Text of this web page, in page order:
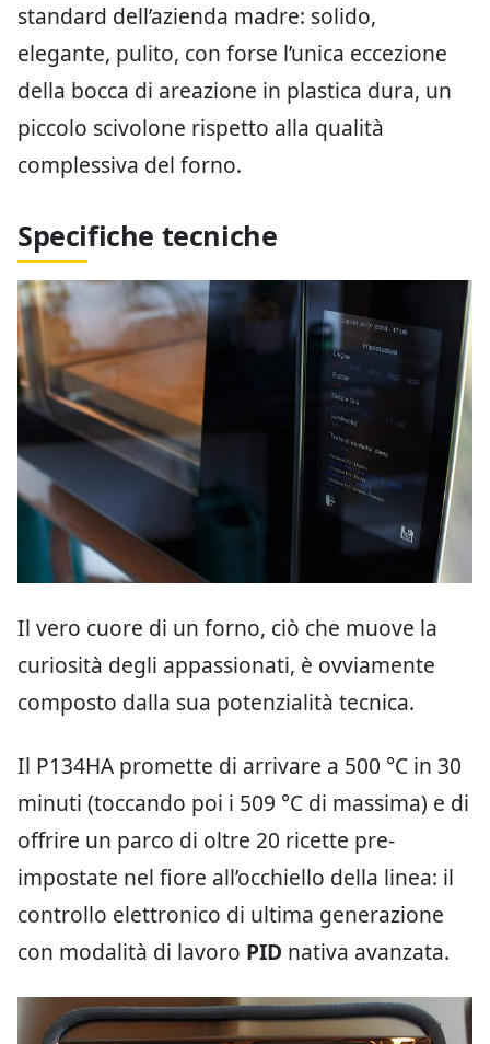
standard dell’azienda madre: solido,
elegante, pulito, con forse l’unica eccezione
della bocca di areazione in plastica dura, un
piccolo scivolone rispetto alla qualità
complessiva del forno.
Specifiche tecniche
Il vero cuore di un forno, ciò che muove la
curiosità degli appassionati, è ovviamente
composto dalla sua potenzialità tecnica.
Il P134HA promette di arrivare a 500 °C in 30
minuti (toccando poi i 509 °C di massima) e di
offrire un parco di oltre 20 ricette pre-
impostate nel fiore all’occhiello della linea: il
controllo elettronico di ultima generazione
con modalità di lavoro PID nativa avanzata.